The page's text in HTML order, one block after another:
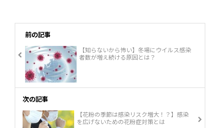
前の記事
【知らないから怖い】冬場にウイルス感染
者数が増え続ける原因とは？
次の記事
【花粉の季節は感染リスク増大！？】感染
を広げないための花粉症対策とは